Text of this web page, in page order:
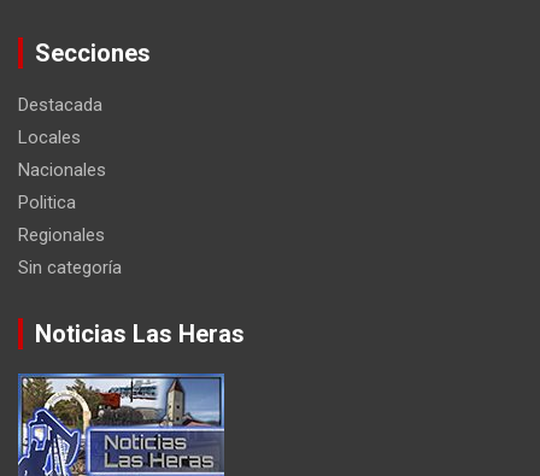
Secciones
Destacada
Locales
Nacionales
Politica
Regionales
Sin categoría
Noticias Las Heras